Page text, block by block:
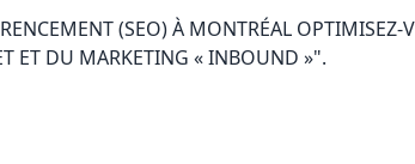
(SEO) À MONTRÉAL OPTIMISEZ-
ET DU MARKETING « INBOUND »".